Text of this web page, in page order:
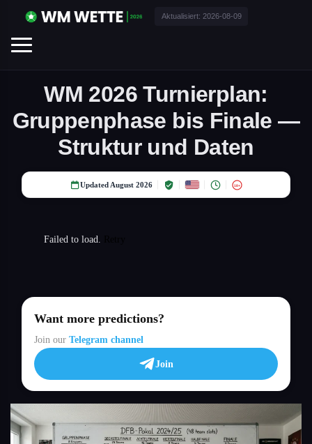
Aktualisiert: 2026-08-09
WM 2026 Turnierplan:
Gruppenphase bis Finale —
Struktur und Daten
Updated August 2026 18+
Failed to load.
Want more predictions?
Join our Telegram channel
Join